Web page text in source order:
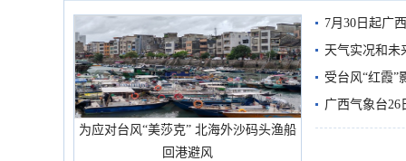
为应对台风“美莎克” 北海外沙码头渔船
回港避风
7月30日起广
天气实况和未
受台风“红霞”
有较强降雨
广西气象台26